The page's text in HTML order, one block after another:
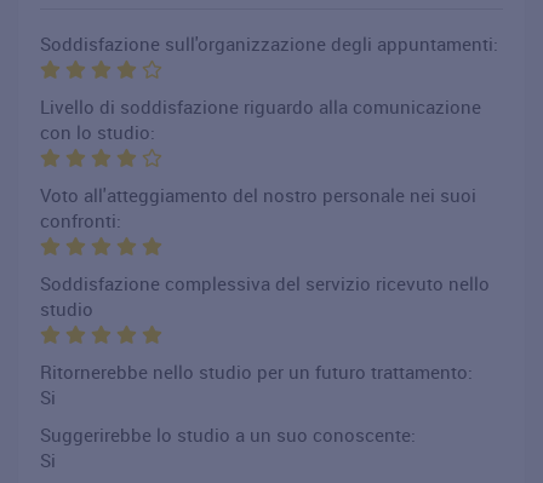
Soddisfazione sull'organizzazione degli appuntamenti:
Livello di soddisfazione riguardo alla comunicazione
con lo studio:
Voto all'atteggiamento del nostro personale nei suoi
confronti:
Soddisfazione complessiva del servizio ricevuto nello
studio
Ritornerebbe nello studio per un futuro trattamento:
Si
Suggerirebbe lo studio a un suo conoscente:
Si